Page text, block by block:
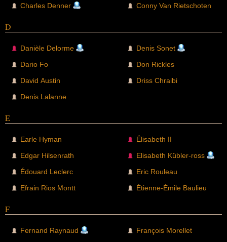
Charles Denner
Conny Van Rietschoten
D
Danièle Delorme
Dario Fo
David Austin
Denis Lalanne
Denis Sonet
Don Rickles
Driss Chraibi
E
Earle Hyman
Edgar Hilsenrath
Édouard Leclerc
Efrain Rios Montt
Élisabeth II
Elisabeth Kübler-ross
Eric Rouleau
Étienne-Émile Baulieu
F
Fernand Raynaud
François Morellet